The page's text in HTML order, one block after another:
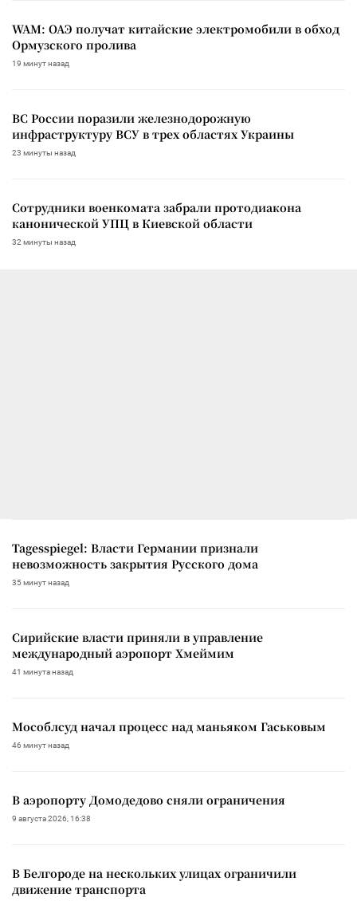
WAM: ОАЭ получат китайские электромобили в обход
Ормузского пролива
19 минут назад
ВС России поразили железнодорожную
инфраструктуру ВСУ в трех областях Украины
23 минуты назад
Сотрудники военкомата забрали протодиакона
канонической УПЦ в Киевской области
32 минуты назад
Tagesspiegel: Власти Германии признали
невозможность закрытия Русского дома
35 минут назад
Сирийские власти приняли в управление
международный аэропорт Хмеймим
41 минута назад
Мособлсуд начал процесс над маньяком Гаськовым
46 минут назад
В аэропорту Домодедово сняли ограничения
9 августа 2026, 16:38
В Белгороде на нескольких улицах ограничили
движение транспорта